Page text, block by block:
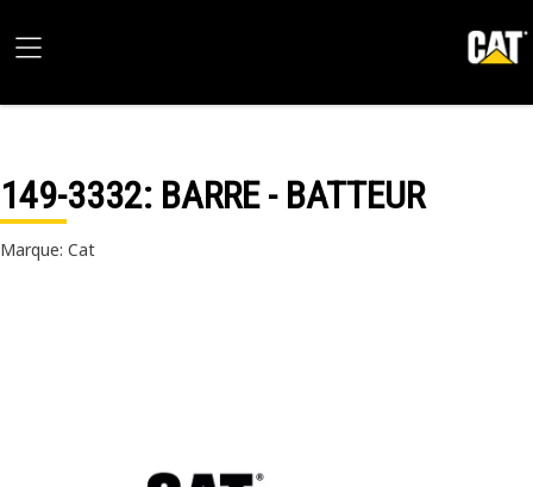
149-3332: BARRE - BATTEUR
Marque: Cat